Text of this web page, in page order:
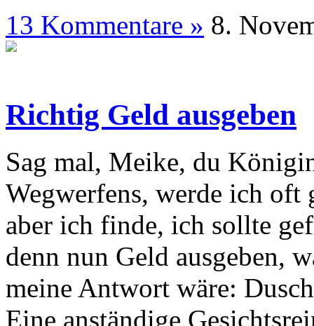
13 Kommentare » 8.
Richtig Geld ausgeben
Sag mal, Meike, du
Wegwerfens, werde ich
aber ich finde, ich sollte
denn nun Geld ausgeben,
meine Antwort wäre:
Eine anständige